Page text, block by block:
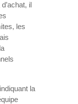
il
les
la